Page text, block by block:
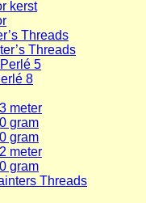
kerst
Threads
Threads
5
8
meter
gram
gram
meter
gram
Threads